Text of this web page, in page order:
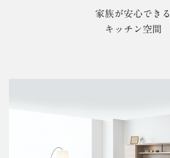
家族が安心できる
キッチン空間